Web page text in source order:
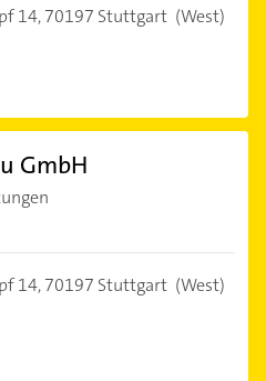
14,70197 Stuttgart (West)
GmbH
14,70197 Stuttgart (West)